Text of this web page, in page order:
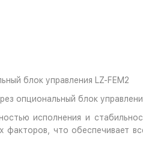
блок управления LZ-FEM2
опциональный блок
исполнения и
факторов, что обеспечивает